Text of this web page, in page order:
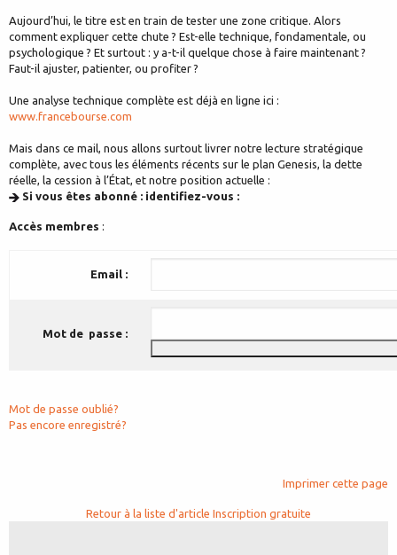
Aujourd’hui, le titre est en train de tester une zone critique. Alors
comment expliquer cette chute ? Est-elle technique, fondamentale, ou
psychologique ? Et surtout : y a-t-il quelque chose à faire maintenant ?
Faut-il ajuster, patienter, ou profiter ?
Une analyse technique complète est déjà en ligne ici :
www.francebourse.com
Mais dans ce mail, nous allons surtout livrer notre lecture stratégique
complète, avec tous les éléments récents sur le plan Genesis, la dette
réelle, la cession à l’État, et notre position actuelle :
Si vous êtes abonné : identifiez-vous :
Accès membres :
Email :
Mot de passe :
Mot de passe oublié?
Pas encore enregistré?
Imprimer cette page
Retour à la liste d'article Inscription gratuite